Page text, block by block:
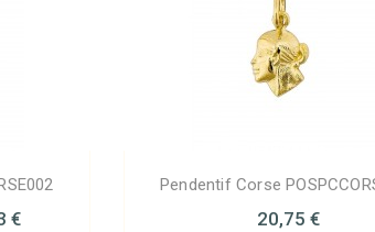
€
Pendentif Corse
20,75 €